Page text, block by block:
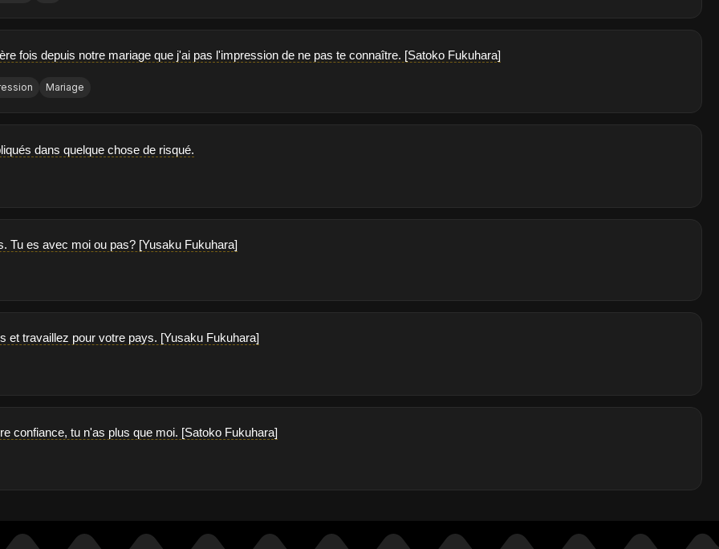
fois depuis notre mariage que j'ai pas l'impression de ne pas te connaître. [Satoko Fukuhara]
Mariage
dans quelque chose de risqué.
Tu es avec moi ou pas? [Yusaku Fukuhara]
et travaillez pour votre pays. [Yusaku Fukuhara]
confiance, tu n'as plus que moi. [Satoko Fukuhara]